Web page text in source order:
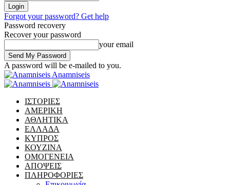
Forgot your password? Get help
Password recovery
Recover your password
your email
A password will be e-mailed to you.
Anamniseis
ΙΣΤΟΡΙΕΣ
ΑΜΕΡΙΚΗ
ΑΘΛΗΤΙΚΑ
ΕΛΛΑΔΑ
ΚΥΠΡΟΣ
ΚΟΥΖΙΝΑ
ΟΜΟΓΕΝΕΙΑ
ΑΠΟΨΕΙΣ
ΠΛΗΡΟΦΟΡΙΕΣ